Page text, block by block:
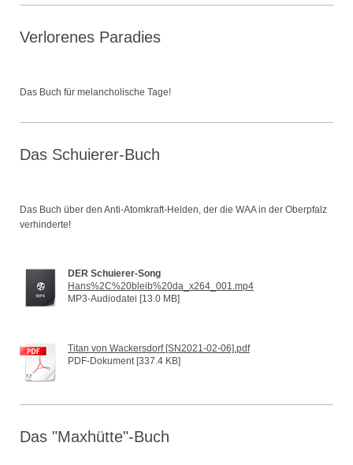
Verlorenes Paradies
Das Buch für melancholische Tage!
Das Schuierer-Buch
Das Buch über den Anti-Atomkraft-Helden, der die WAA in der Oberpfalz
verhinderte!
DER Schuierer-Song
Hans%2C%20bleib%20da_x264_001.mp4
MP3-Audiodatei [13.0 MB]
Titan von Wackersdorf [SN2021-02-06].pdf
PDF-Dokument [337.4 KB]
Das "Maxhütte"-Buch